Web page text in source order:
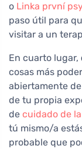
o Linka první
paso útil para
visitar a un
En cuarto lugar,
cosas más
abiertamente
de tu propia
de cuidado de
tú mismo/a
probable que